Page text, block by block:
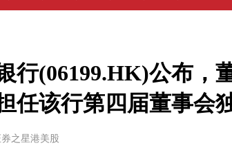
行(06199.HK)公布，
任该行第四届董事会
之星港美股